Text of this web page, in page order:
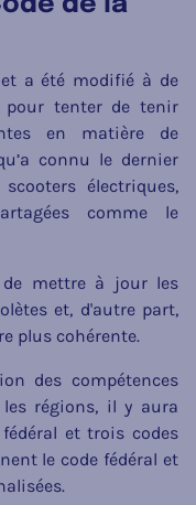
et a été modifié à de
pour tenter de tenir
en matière de
connu le dernier
électriques,
comme le
mettre à jour les
et, d'autre part,
plus cohérente.
des compétences
régions, il y aura
et trois codes
le code fédéral et